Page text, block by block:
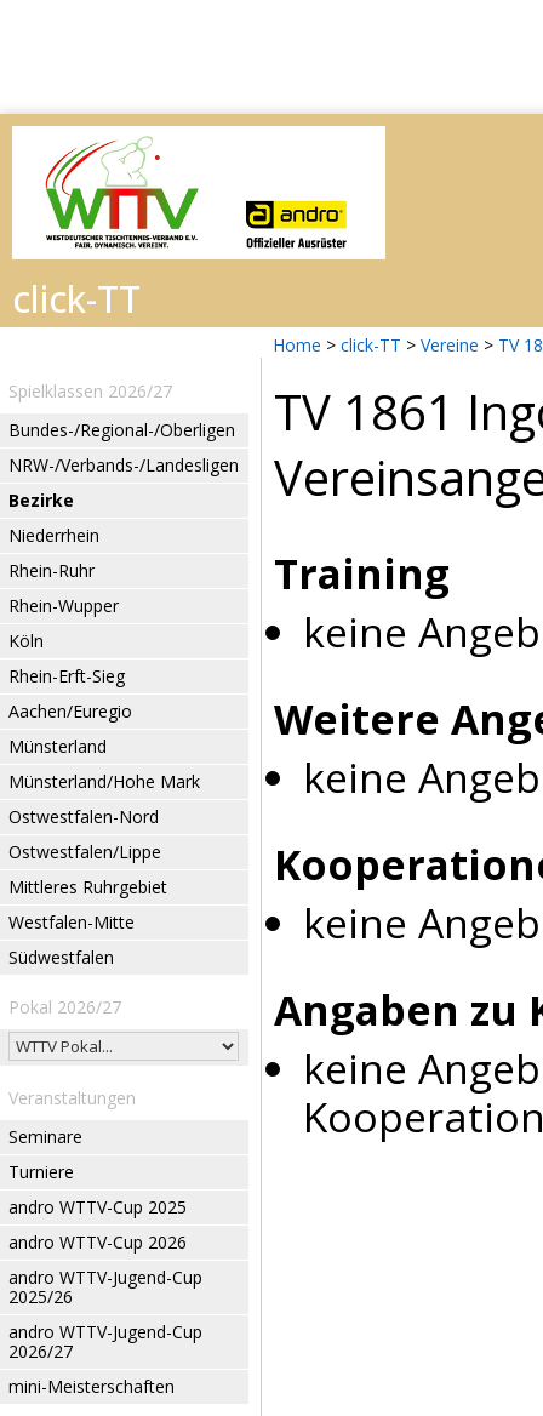
Home > click-TT > Vereine > TV
Spielklassen 2026/27
Bundes-/Regional-/Oberligen
NRW-/Verbands-/Landesligen
Bezirke
Niederrhein
Rhein-Ruhr
Rhein-Wupper
Köln
Rhein-Erft-Sieg
Aachen/Euregio
Münsterland
Münsterland/Hohe Mark
Ostwestfalen-Nord
Ostwestfalen/Lippe
Mittleres Ruhrgebiet
Westfalen-Mitte
Südwestfalen
Pokal 2026/27
Veranstaltungen
Seminare
Turniere
andro WTTV-Cup 2025
andro WTTV-Cup 2026
andro WTTV-Jugend-Cup
2025/26
andro WTTV-Jugend-Cup
2026/27
mini-Meisterschaften
TV 1861
Training
keine
Weitere
keine
keine
Angaben
keine